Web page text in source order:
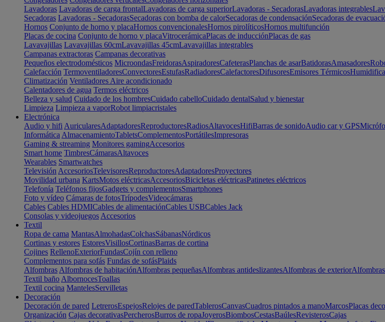
Lavadoras Lavadoras de carga frontalLavadoras de carga superiorLavadoras - SecadorasLavadoras integrables
Secadoras Lavadoras - SecadorasSecadoras con bomba de calorSecadoras de condensaciónSecadoras de
Hornos Conjunto de horno y placaHornos convencionalesHornos pirolíticosHornos multifunción
Placas de cocina Conjunto de horno y placaVitrocerámicaPlacas de inducciónPlacas de gas
Lavavajillas Lavavajillas 60cmLavavajillas 45cmLavavajillas integrables
Campanas extractoras Campanas decorativas
Pequeños electrodomésticos MicroondasFreidorasAspiradoresCafeterasPlanchas de asarBatidorasAmasadores
Calefacción TermoventiladoresConvectoresEstufasRadiadoresCalefactoresDifusoresEmisores Térmicos
Climatización Ventiladores Aire acondicionado
Calentadores de agua Termos eléctricos
Belleza y salud Cuidado de los hombresCuidado cabelloCuidado dentalSalud y bienestar
Limpieza Limpieza a vaporRobot limpiacristales
Electrónica
Audio y hifi AuricularesAdaptadoresReproductoresRadiosAltavocesHifiBarras de sonidoAudio car y GPS
Informática AlmacenamientoTabletsComplementosPortátilesImpresoras
Gaming & streaming Monitores gamingAccesorios
Smart home TimbresCámarasAltavoces
Wearables Smartwatches
Televisión AccesoriosTelevisoresReproductoresAdaptadoresProyectores
Movilidad urbana KartsMotos eléctricasAccesoriosBicicletas eléctricasPatinetes eléctricos
Telefonía Teléfonos fijosGadgets y complementosSmartphones
Foto y vídeo Cámaras de fotosTrípodesVideocámaras
Cables Cables HDMICables de alimentaciónCables USBCables Jack
Consolas y videojuegos Accesorios
Textil
Ropa de cama MantasAlmohadasColchasSábanasNórdicos
Cortinas y estores EstoresVisillosCortinasBarras de cortina
Cojines RellenoExteriorFundasCojín con relleno
Complementos para sofás Fundas de sofásPlaids
Alfombras Alfombras de habitaciónAlfombras pequeñasAlfombras antideslizantesAlfombras de exterior
Textil baño AlbornocesToallas
Textil cocina MantelesServilletas
Decoración
Decoración de pared LetrerosEspejosRelojes de paredTablerosCanvasCuadros pintados a manoMarcosPlacas
Organización Cajas decorativasPercherosBurros de ropaJoyerosBiombosCestasBaúlesRevisterosCajas